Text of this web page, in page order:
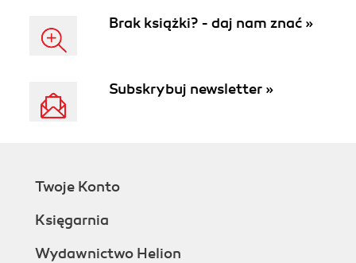
Brak książki? - daj nam znać »
Subskrybuj newsletter »
Twoje Konto
Księgarnia
Wydawnictwo Helion